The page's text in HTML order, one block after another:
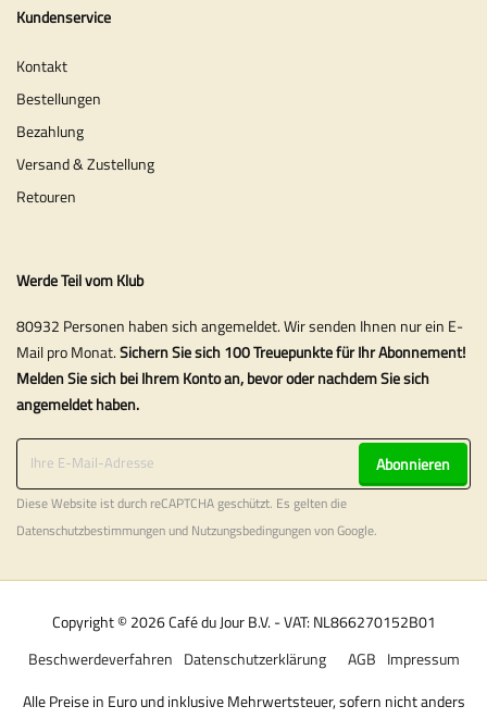
Kundenservice
Kontakt
Bestellungen
Bezahlung
Versand & Zustellung
Retouren
Werde Teil vom Klub
80932 Personen haben sich angemeldet. Wir senden Ihnen nur ein E-
Mail pro Monat.Sichern Sie sich 100 Treuepunkte für Ihr Abonnement!
Melden Sie sich bei Ihrem Konto an, bevor oder nachdem Sie sich
angemeldet haben.
Abonnieren
Diese Website ist durch reCAPTCHA geschützt. Es gelten die
Datenschutzbestimmungen und Nutzungsbedingungenvon Google.
Copyright © 2026 Café du Jour B.V. - VAT: NL866270152B01
Impressum
AGB
Datenschutzerklärung
Beschwerdeverfahren
Alle Preise in Euro und inklusive Mehrwertsteuer, sofern nicht anders